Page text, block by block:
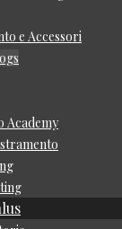
e Accessori
Academy